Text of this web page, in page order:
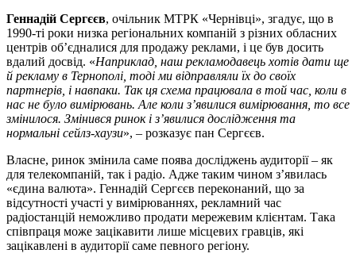
Геннадій Сергєєв, очільник МТРК «Чернівці», згадує, що в
1990-ті роки низка регіональних компаній з різних обласних
центрів об’єдналися для продажу реклами, і це був досить
вдалий досвід. «Наприклад, наш рекламодавець хотів дати ще
й рекламу в Тернополі, тоді ми відправляли їх до своїх
партнерів, і навпаки. Так ця схема працювала в той час, коли в
нас не було вимірювань. Але коли з’явилися вимірювання, то все
змінилося. Змінився ринок і з’явилися дослідження та
нормальні сейлз-хаузи», – розказує пан Сергєєв.
Власне, ринок змінила саме поява досліджень аудиторії – як
для телекомпаній, так і радіо. Адже таким чином з’явилась
«єдина валюта». Геннадій Сергєєв переконаний, що за
відсутності участі у вимірюваннях, рекламний час
радіостанцій неможливо продати мережевим клієнтам. Така
співпраця може зацікавити лише місцевих гравців, які
зацікавлені в аудиторії саме певного регіону.